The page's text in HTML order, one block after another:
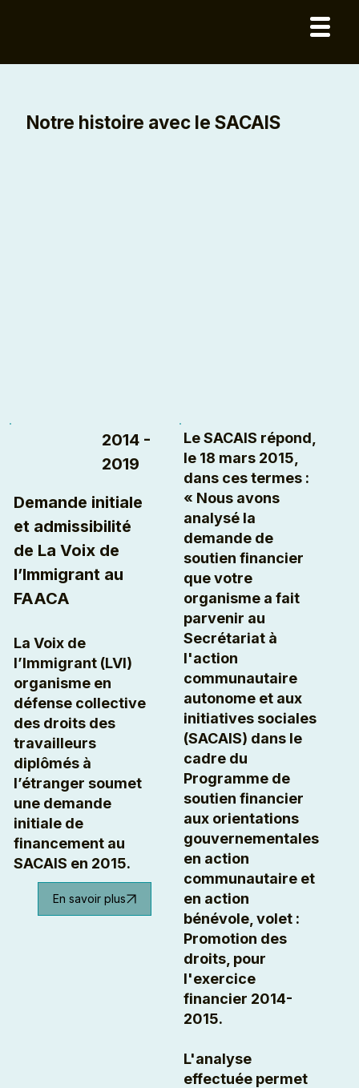
Notre histoire avec le SACAIS
2014 -
2019
Demande initiale
et admissibilité
de La Voix de
l’Immigrant au
FAACA
La Voix de
l’Immigrant (LVI)
organisme en
défense collective
des droits des
travailleurs
diplômés à
l’étranger soumet
une demande
initiale de
financement au
SACAIS en 2015.
En savoir plus
Le SACAIS répond,
le 18 mars 2015
dans ces termes :
« Nous avons
analysé la
demande de
soutien financier
que votre
organisme a fait
parvenir au
Secrétariat à
l'action
communautaire
autonome et aux
initiatives sociales
(SACAIS) dans le
cadre du
Programme de
soutien financier
aux orientations
gouvernementales
en action
communautaire et
en action
bénévole, volet :
Promotion des
droits, pour
l'exercice
financier 2014-
2015.
L'analyse
effectuée permet